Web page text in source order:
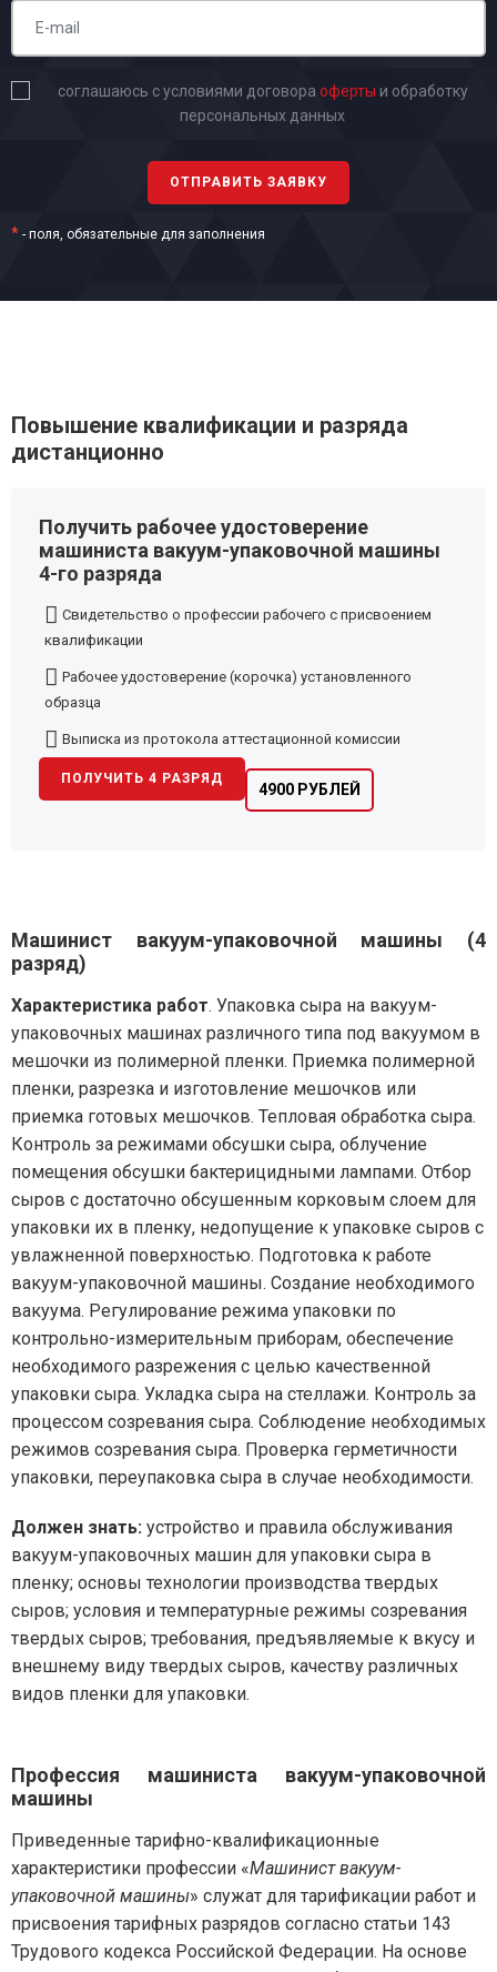
соглашаюсь с условиями договора оферты и обработку
персональных данных
* - поля, обязательные для заполнения
Повышение квалификации и разряда
дистанционно
Получить рабочее удостоверение
машиниста вакуум-упаковочной машины
4-го разряда
Свидетельство о профессии рабочего с присвоением
квалификации
Рабочее удостоверение (корочка) установленного
образца
Выписка из протокола аттестационной комиссии
4900 РУБЛЕЙ
ПОЛУЧИТЬ 4 РАЗРЯД
Машинист вакуум-упаковочной машины (4
разряд)
Характеристика работ. Упаковка сыра на вакуум-
упаковочных машинах различного типа под вакуумом в
мешочки из полимерной пленки. Приемка полимерной
пленки, разрезка и изготовление мешочков или
приемка готовых мешочков. Тепловая обработка сыра.
Контроль за режимами обсушки сыра, облучение
помещения обсушки бактерицидными лампами. Отбор
сыров с достаточно обсушенным корковым слоем для
упаковки их в пленку, недопущение к упаковке сыров с
увлажненной поверхностью. Подготовка к работе
вакуум-упаковочной машины. Создание необходимого
вакуума. Регулирование режима упаковки по
контрольно-измерительным приборам, обеспечение
необходимого разрежения с целью качественной
упаковки сыра. Укладка сыра на стеллажи. Контроль за
процессом созревания сыра. Соблюдение необходимых
режимов созревания сыра. Проверка герметичности
упаковки, переупаковка сыра в случае необходимости.
Должен знать: устройство и правила обслуживания
вакуум-упаковочных машин для упаковки сыра в
пленку; основы технологии производства твердых
сыров; условия и температурные режимы созревания
твердых сыров; требования, предъявляемые к вкусу и
внешнему виду твердых сыров, качеству различных
видов пленки для упаковки.
Профессия машиниста вакуум-упаковочной
машины
Приведенные тарифно-квалификационные
характеристики профессии «Машинист вакуум-
упаковочной машины» служат для тарификации работ и
присвоения тарифных разрядов согласно статьи 143
Трудового кодекса Российской Федерации. На основе